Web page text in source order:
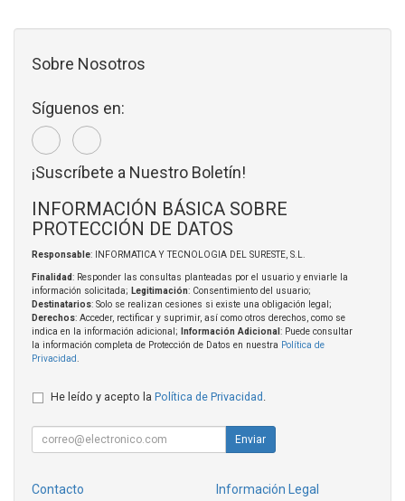
Sobre Nosotros
Síguenos en:
¡Suscríbete a Nuestro Boletín!
INFORMACIÓN BÁSICA SOBRE
PROTECCIÓN DE DATOS
Responsable: INFORMATICA Y TECNOLOGIA DEL SURESTE, S.L.
Finalidad: Responder las consultas planteadas por el usuario y enviarle la
información solicitada; Legitimación: Consentimiento del usuario;
Destinatarios: Solo se realizan cesiones si existe una obligación legal;
Derechos: Acceder, rectificar y suprimir, así como otros derechos, como se
indica en la información adicional;
Información Adicional : Puede consultar
la información completa de Protección de Datos en nuestra Política de
Privacidad
He leído y acepto la Política de Privacidad
Enviar
Contacto
Información Legal